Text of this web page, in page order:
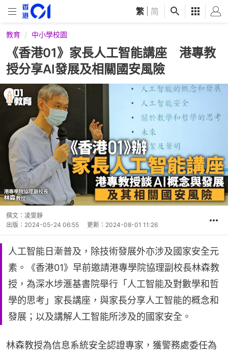
繁 简
教育 中小學校園
《香港01》家長人工智能講座 港專教
授分享AI發展及相關國安風險
撰文： 凌雯靜
出版： 2024-05-24 06:55 更新： 2024-08-01 11:26
人工智能日漸普及，除技術發展外亦涉及國家安全元
素。《香港01》早前邀請港專學院協理副校長林森教
授，為深水埗滙基書院舉行「人工智能及對數學和哲
學的思考」家長講座，與家長分享人工智能的概念和
發展；以及講解人工智能所涉及的國家安全。
林森教授為信息系統安全認證專家，獲警務處委任為